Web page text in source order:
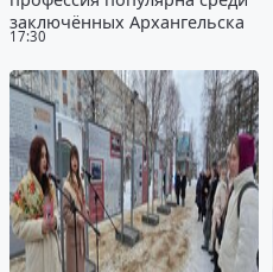
17:30
заключённых Архангельска